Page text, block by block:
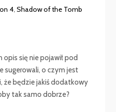
4,Shadow of the Tomb
opis się nie pojawił pod
sugerowali, o czym jest
że będzie jakiś dodatkowy
tak samo dobrze?